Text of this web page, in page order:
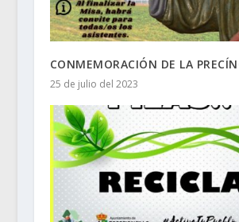
CONMEMORACIÓN DE LA
25 de julio del 2023